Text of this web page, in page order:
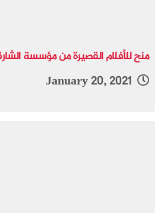
منح للأفلام القصيرة من مؤسسة